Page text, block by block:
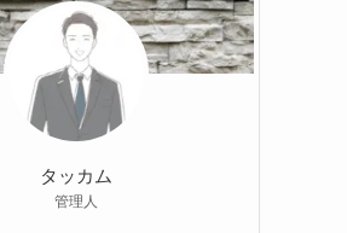
タッカム
管理人